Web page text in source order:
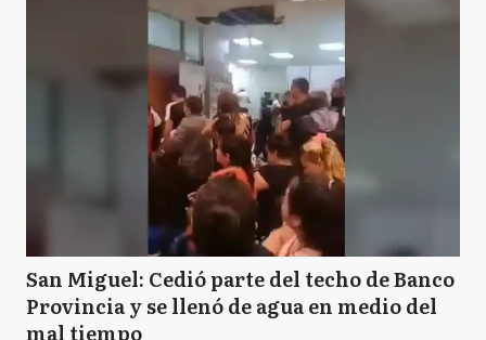
San Miguel: Cedió parte del techo de Banco
Provincia y se llenó de agua en medio del
mal tiempo